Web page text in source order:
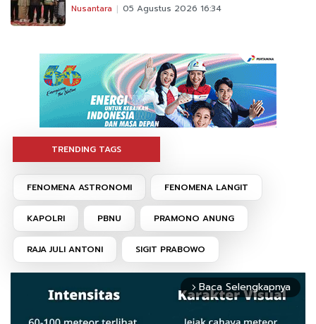
Nusantara 05 Agustus 2026 16:34
TRENDING TAGS
FENOMENA ASTRONOMI FENOMENA LANGIT
KAPOLRI PBNU PRAMONO ANUNG
RAJA JULI ANTONI SIGIT PRABOWO
arrow_forward_ios Baca Selengkapnya